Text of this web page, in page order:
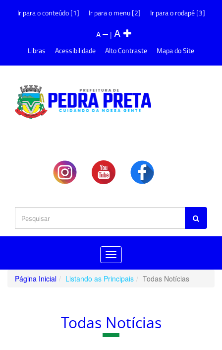
Ir para o conteúdo [1] Ir para o menu [2] Ir para o rodapé [3]
A |A
Libras Acessibilidade Alto Contraste Mapa do Site
Toggle
navigation
Página Inicial
Listando as Principais Todas Notícias
Todas Notícias